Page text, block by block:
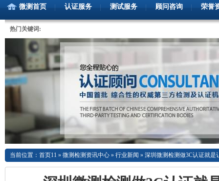
微测首页 认证服务 测试服务 顾问咨询 荣誉
热门关键词:
当前位置： 首页11 » 微测检测资讯中心 » 行业新闻 » 深圳微测检测做3C认证就是